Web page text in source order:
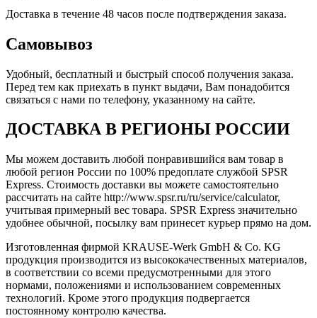
Доставка в течение 48 часов после подтверждения заказа.
Самовывоз
Удобный, бесплатный и быстрый способ получения заказа.
Перед тем как приехать в пункт выдачи, Вам понадобится
связаться с нами по телефону, указанному на сайте.
ДОСТАВКА В РЕГИОНЫ РОССИИ
Мы можем доставить любой понравившийся вам товар в
любой регион России по 100% предоплате службой SPSR
Express. Стоимость доставки вы можете самостоятельно
рассчитать на сайте http://www.spsr.ru/ru/service/calculator,
учитывая примерный вес товара. SPSR Express значительно
удобнее обычной, посылку вам принесет курьер прямо на дом.
Изготовленная фирмой KRAUSE-Werk GmbH & Со. KG
продукция производится из высококачественных материалов,
в соответствии со всеми предусмотренными для этого
нормами, положениями и использованием современных
технологий. Кроме этого продукция подвергается
постоянному контролю качества.